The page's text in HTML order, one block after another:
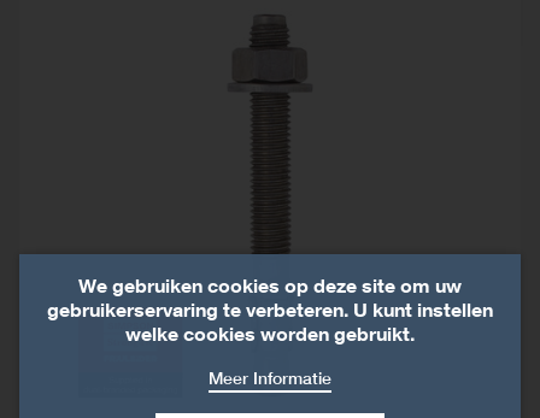
We gebruiken cookies op deze site om uw
gebruikerservaring te verbeteren. U kunt instellen
welke cookies worden gebruikt.
Meer Informatie